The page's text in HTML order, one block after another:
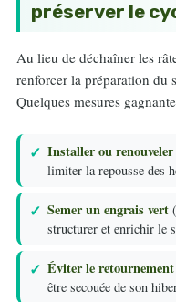
préserver le
Au lieu de déchaîner les
renforcer la préparation du
Quelques mesures
Installer ou
limiter la repousse des
Semer un engrais vert
structurer et enrichir le
Éviter le
être secouée de son